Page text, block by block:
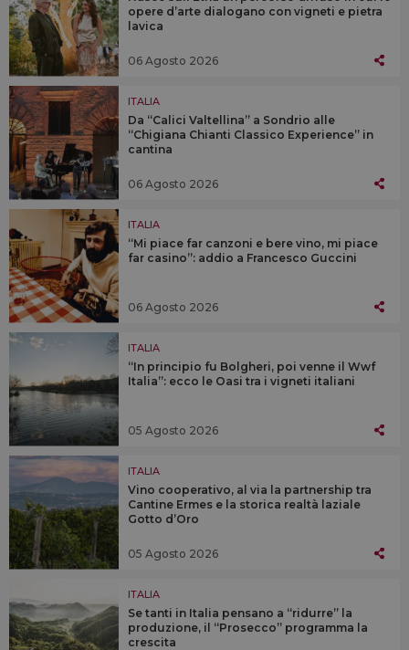
opere d’arte dialogano con vigneti e pietra
lavica
06 Agosto 2026
ITALIA
Da “Calici Valtellina” a Sondrio alle
“Chigiana Chianti Classico Experience” in
cantina
06 Agosto 2026
ITALIA
“Mi piace far canzoni e bere vino, mi piace
far casino”: addio a Francesco Guccini
06 Agosto 2026
ITALIA
“In principio fu Bolgheri, poi venne il Wwf
Italia”: ecco le Oasi tra i vigneti italiani
05 Agosto 2026
ITALIA
Vino cooperativo, al via la partnership tra
Cantine Ermes e la storica realtà laziale
Gotto d’Oro
05 Agosto 2026
ITALIA
Se tanti in Italia pensano a “ridurre” la
produzione, il “Prosecco” programma la
crescita